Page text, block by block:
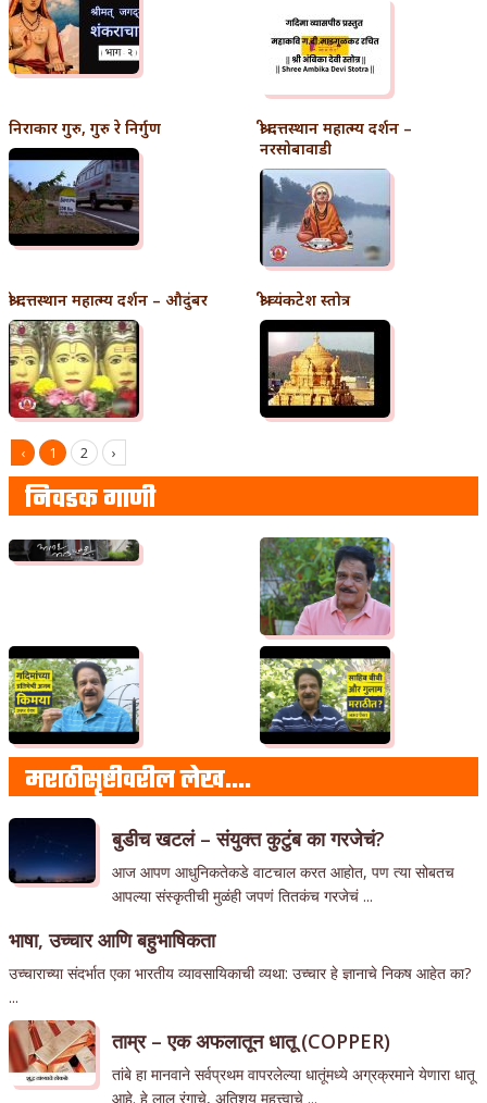
निराकार गुरु, गुरु रे निर्गुण
श्री दत्तस्थान महात्म्य दर्शन –
नरसोबावाडी
श्री दत्तस्थान महात्म्य दर्शन – औदुंबर श्री व्यंकटेश स्तोत्र
‹ 1 2 ›
निवडक गाणी
मराठीसृष्टीवरील लेख….
बुडीच खटलं – संयुक्त कुटुंब का गरजेचं?
आज आपण आधुनिकतेकडे वाटचाल करत आहोत, पण त्या सोबतच
आपल्या संस्कृतीची मुळंही जपणं तितकंच गरजेचं ...
भाषा, उच्चार आणि बहुभाषिकता
उच्चाराच्या संदर्भात एका भारतीय व्यावसायिकाची व्यथा: उच्चार हे ज्ञानाचे निकष आहेत का?
...
ताम्र – एक अफलातून धातू (COPPER)
तांबे हा मानवाने सर्वप्रथम वापरलेल्या धातूंमध्ये अग्रक्रमाने येणारा धातू
आहे. हे लाल रंगाचे, अतिशय महत्त्वाचे ...